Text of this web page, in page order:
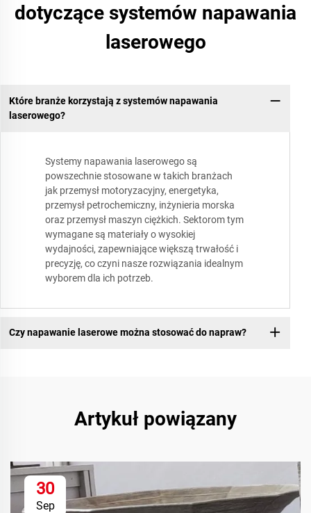
dotyczące systemów napawania
laserowego
Które branże korzystają z systemów napawania
laserowego?
Systemy napawania laserowego są
powszechnie stosowane w takich branżach
jak przemysł motoryzacyjny, energetyka,
przemysł petrochemiczny, inżynieria morska
oraz przemysł maszyn ciężkich. Sektorom tym
wymagane są materiały o wysokiej
wydajności, zapewniające większą trwałość i
precyzję, co czyni nasze rozwiązania idealnym
wyborem dla ich potrzeb.
Czy napawanie laserowe można stosować do napraw?
Artykuł powiązany
30
Sep